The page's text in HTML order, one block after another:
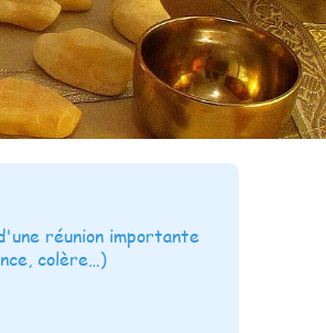
réunion importante
colère…)